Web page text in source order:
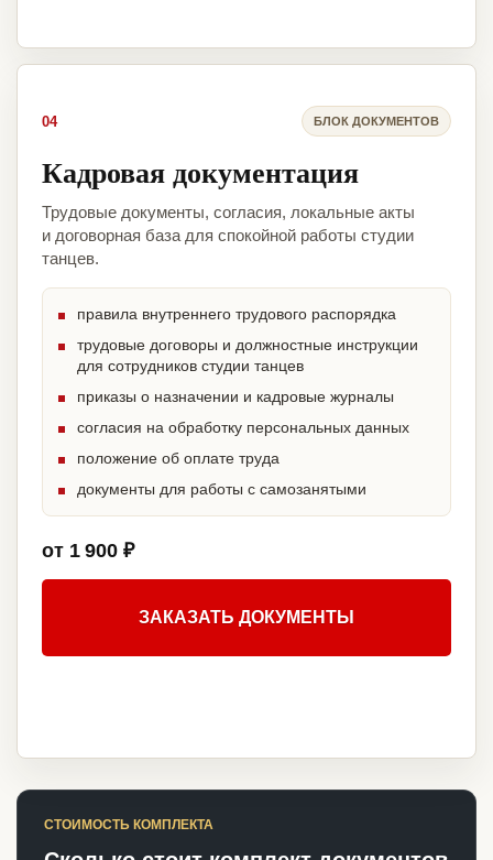
04 БЛОК ДОКУМЕНТОВ
Кадровая документация
Трудовые документы, согласия, локальные акты
и договорная база для спокойной работы студии
танцев.
правила внутреннего трудового распорядка
трудовые договоры и должностные инструкции
для сотрудников студии танцев
приказы о назначении и кадровые журналы
согласия на обработку персональных данных
положение об оплате труда
документы для работы с самозанятыми
от 1 900 ₽
ЗАКАЗАТЬ ДОКУМЕНТЫ
СТОИМОСТЬ КОМПЛЕКТА